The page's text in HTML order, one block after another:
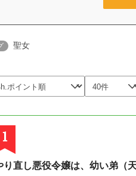
聖女
1
り直し悪役令嬢は、幼い弟（